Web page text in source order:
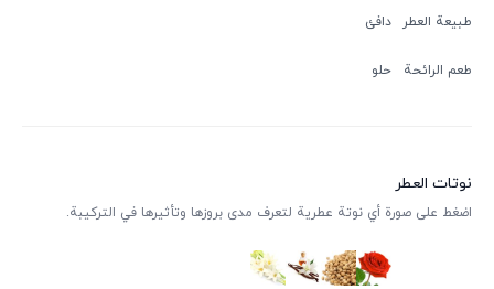
طبيعة العطر دافئ
طعم الرائحة حلو
نوتات العطر
اضغط على صورة أي نوتة عطرية لتعرف مدى بروزها وتأثيرها في التركيبة.